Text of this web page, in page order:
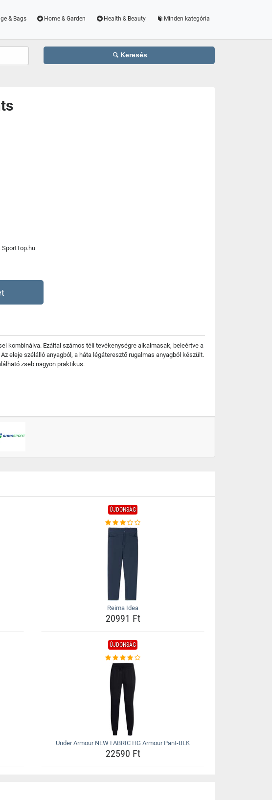
& Bags Home & Garden Health & Beauty Minden kategória
Keresés
kombinálva. Ezáltal számos téli tevékenységre alkalmasak, beleértve a
eleje szélálló anyagból, a háta légáteresztő rugalmas anyagból készült.
zseb nagyon praktikus.
ÚJDONSÁG
Reima Idea
20991 Ft
ÚJDONSÁG
Under Armour NEW FABRIC HG Armour Pant-BLK
22590 Ft